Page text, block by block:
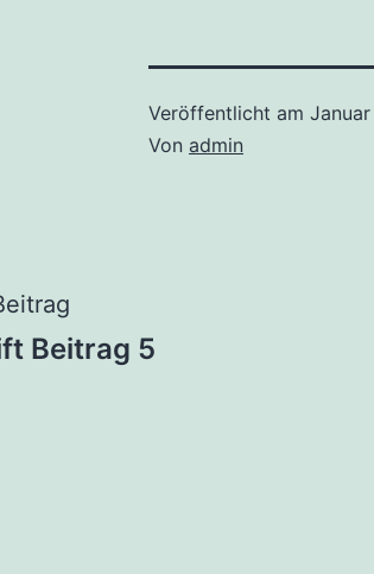
Veröffentlicht am
Von admin
Beitrag 5